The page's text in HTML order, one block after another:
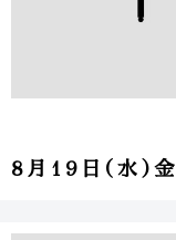
8月19日(水)